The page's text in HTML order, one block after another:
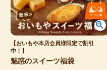
【おいもや本店会員様限定で割引
中！】
魅惑のスイーツ福袋